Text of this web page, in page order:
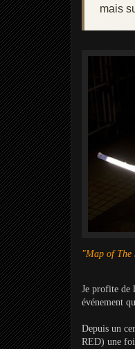
mais
"Map of The
Je profite de
événement
Depuis un
RED) une